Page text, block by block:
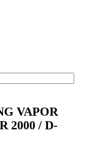
VAPOR
2000 / D-